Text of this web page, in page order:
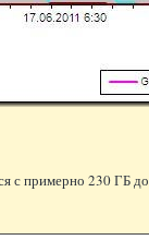
с примерно 230 ГБ